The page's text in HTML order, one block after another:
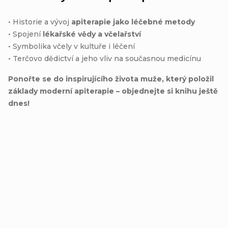
• Historie a vývoj apiterapie jako léčebné metody
• Spojení lékařské vědy a včelařství
• Symbolika včely v kultuře i léčení
• Terčovo dědictví a jeho vliv na současnou medicínu
Ponořte se do inspirujícího života muže, který položil
základy moderní apiterapie – objednejte si knihu ještě
dnes!